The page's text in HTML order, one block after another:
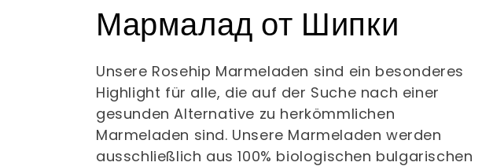
к
а
т
е
Мармалад от Шипки
Unsere Rosehip Marmeladen sind ein besonderes
Highlight für alle, die auf der Suche nach einer
gesunden Alternative zu herkömmlichen
Marmeladen sind. Unsere Marmeladen werden
ausschließlich aus 100% biologischen bulgarischen